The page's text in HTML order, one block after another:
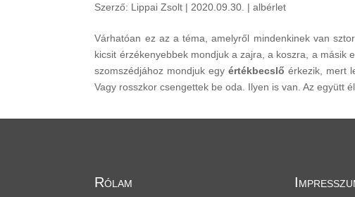
Szerző: Lippai Zsolt | 2020.09.30. |albérlet
Várhatóan ez az a téma, amelyről mindenkinek van
kicsit érzékenyebbek mondjuk a zajra, a koszra, a
szomszédjához mondjuk egyértékbecslőérkezik, mert
Vagy rosszkor csengettek be oda. Ilyen is van. Az együtt
Rólam